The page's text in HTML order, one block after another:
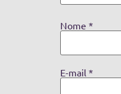
Nome *
E-mail *